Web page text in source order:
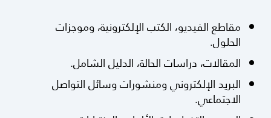
مقاطع الفيديو، الكتب الإلكترونية، وموجزات
الحلول.
المقالات، دراسات الحالة، الدليل الشامل.
البريد الإلكتروني ومنشورات وسائل التواصل
الاجتماعي.